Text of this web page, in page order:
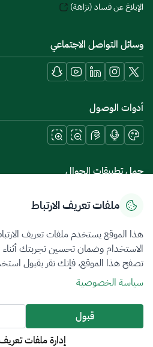
الإبلاغ عن فساد (نزاهة)
وسائل التواصل الاجتماعي
أدوات الوصول
حمل تطبيقات الجوال
سياسة الخصوصيةشروط الاستخدامخريطة
جميع الحقوق محفوظة 2026 © ZATCA.GOV.SA
تم تطويره وصيانته بواسطة هيئة الزكاة والضريبة
آخر تحديث للموقع في
ملفات تعريف الارتباط
هذا الموقع يستخدم ملفات تعريف
الاستخدام وضمان تحسين تجربتك أثناء
تصفح هذا الموقع، فإنك تقر بقبول
سياسة الخصوصية
قبول
إدارة ملفات تعريف